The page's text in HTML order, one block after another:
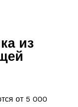
из
от 5 000